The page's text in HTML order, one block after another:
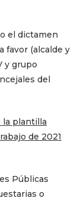
el dictamen
favor (alcalde y
y grupo
del
la plantilla
de 2021
Públicas
o